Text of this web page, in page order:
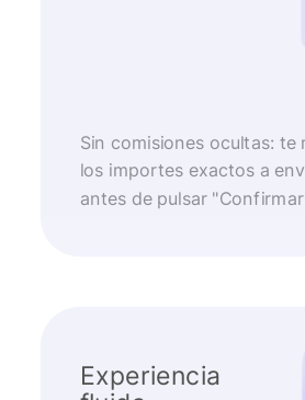
Sin comisiones ocultas: te
los importes exactos a
antes de pulsar
Experiencia